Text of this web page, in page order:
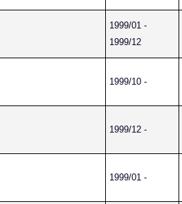
1999/01 -
1999/12
1999/10 -
1999/12 -
1999/01 -